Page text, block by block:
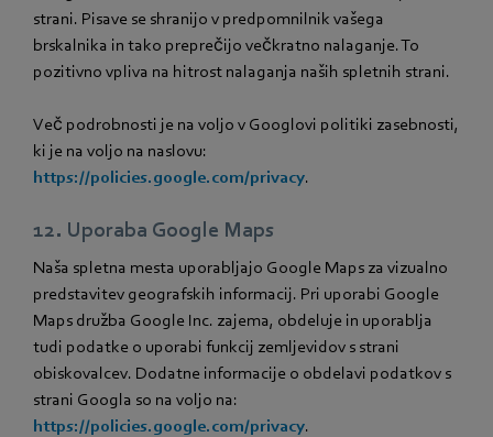
strani. Pisave se shranijo v predpomnilnik vašega
brskalnika in tako preprečijo večkratno nalaganje. To
pozitivno vpliva na hitrost nalaganja naših spletnih strani.
Več podrobnosti je na voljo v Googlovi politiki zasebnosti,
ki je na voljo na naslovu:
https://policies.google.com/privacy.
12. Uporaba Google Maps
Naša spletna mesta uporabljajo Google Maps za vizualno
predstavitev geografskih informacij. Pri uporabi Google
Maps družba Google Inc. zajema, obdeluje in uporablja
tudi podatke o uporabi funkcij zemljevidov s strani
obiskovalcev. Dodatne informacije o obdelavi podatkov s
strani Googla so na voljo na:
https://policies.google.com/privacy.